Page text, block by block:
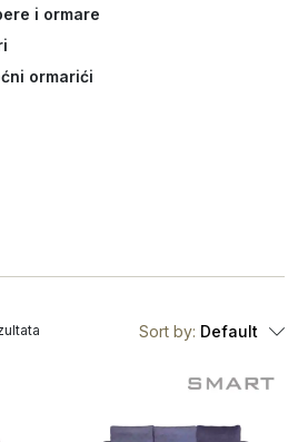
i ormare
ormarići
Sort by: Default